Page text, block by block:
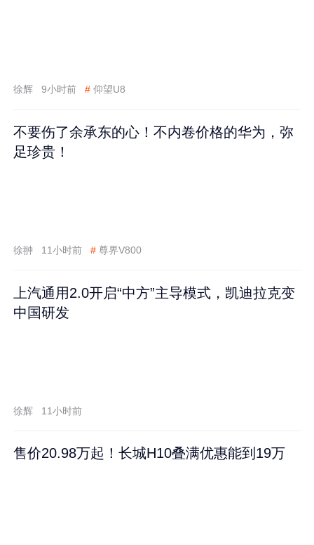
徐辉 9小时前 # 仰望U8
不要伤了余承东的心！不内卷价格的华为，弥
足珍贵！
徐翀 11小时前 # 尊界V800
上汽通用2.0开启“中方”主导模式，凯迪拉克变
中国研发
徐辉 11小时前
售价20.98万起！长城H10叠满优惠能到19万